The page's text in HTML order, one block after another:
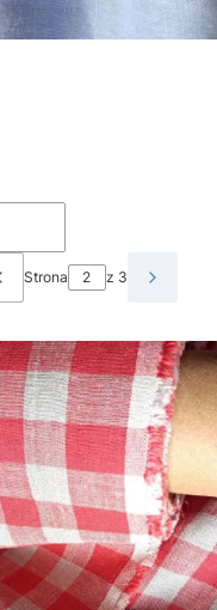
produkty
Strona z 3